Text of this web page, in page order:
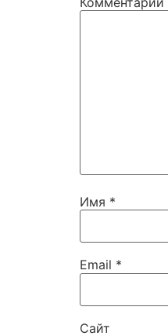
Имя *
Email *
Сайт